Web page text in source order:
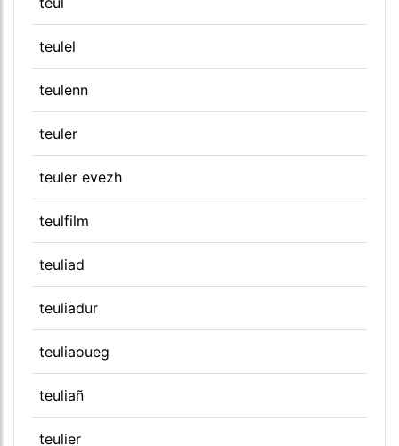
teulel
teulenn
teuler
teuler evezh
teulfilm
teuliad
teuliadur
teuliaoueg
teuliañ
teulier